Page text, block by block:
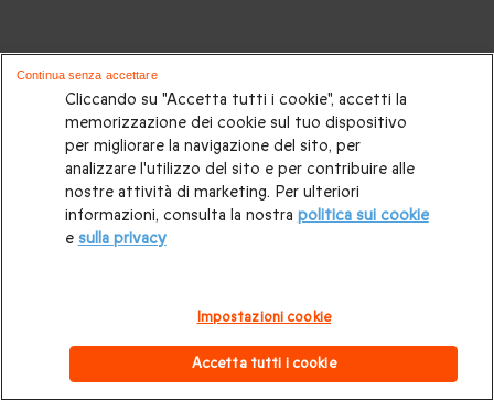
Cliccando su "Accetta tutti i cookie", accetti la
memorizzazione dei cookie sul tuo dispositivo
per migliorare la navigazione del sito, per
analizzare l'utilizzo del sito e per contribuire alle
nostre attività di marketing. Per ulteriori
informazioni, consulta la nostra politica sui cookie
e sulla privacy
Impostazioni cookie
Accetta tutti i cookie
Continua senza accettare